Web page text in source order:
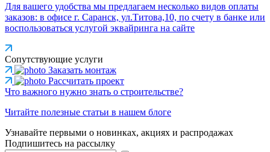
Для вашего удобства мы предлагаем несколько видов оплаты
заказов: в офисе г. Саранск, ул.Титова,10, по счету в банке или
воспользоваться услугой эквайринга на сайте
Сопутствующие услуги
Заказать монтаж
Рассчитать проект
Что важного нужно знать о строительстве?
Читайте полезные статьи в нашем блоге
Узнавайте первыми о новинках, акциях и распродажах
Подпишитесь на рассылку